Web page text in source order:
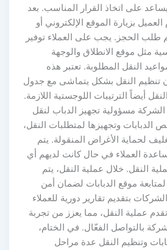
على اتخاذ القرار المناسب. بعد
بزيارة الموقع الإلكتروني أو
طلب الحجز. يجب على العملاء توفير
مثل موقع الانطلاق والوجهة
النقل المطلوبة. تعتبر هذه
تنظيم النقل بشكل يتماشى مع جدول
أيضاً الترتيبات اللوجستية اللازمة.
مسؤولية تجهيز الدباب لنقل
وتجهيزها لمتطلبات النقل،
لحماية الأغراض المنقولة. يتم
العملاء في حال كانت لديهم أي
النقل. خلال عملية النقل، يتم
موقع الدبابات لضمان أمن
بتقديم تقارير دورية للعملاء
عملية النقل، مما يعزز من تجربة
بالتواصل الفعّال. في الختام،
وتنظيم النقل عدة مراحل